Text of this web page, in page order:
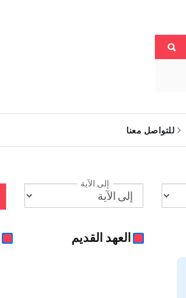
للتواصل معنا
إلى الآية
العهد القديم